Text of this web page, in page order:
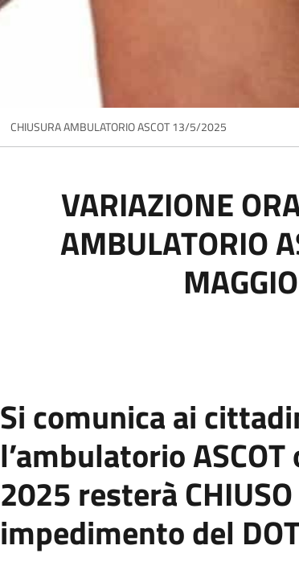
CHIUSURA AMBULATORIO ASCOT 13/5/2025
VARIAZIONE
AMBULATORIO
Si comunica ai
l’ambulatorio
2025 resteràCHIUSO
impedimento del